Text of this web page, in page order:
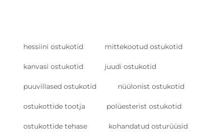
hessiini ostukotid mittekootud ostukotid
kanvasi ostukotid juudi ostukotid
puuvillased ostukotid nüülonist ostukotid
ostukottide tootja polüesterist ostukotid
ostukottide tehase kohandatud osturüüsid